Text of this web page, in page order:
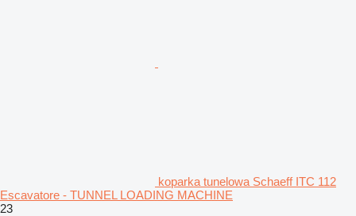
koparka tunelowa Schaeff ITC 112
Escavatore - TUNNEL LOADING MACHINE
23